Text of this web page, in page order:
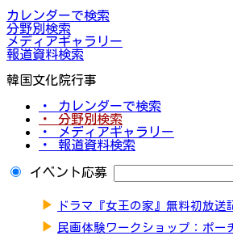
カレンダーで検索
分野別検索
メディアギャラリー
報道資料検索
韓国文化院行事
・ カレンダーで検索
・ 分野別検索
・ メディアギャラリー
・ 報道資料検索
イベント応募
▶ ドラマ『女王の家』無料初放
▶ 民画体験ワークショップ：ポー